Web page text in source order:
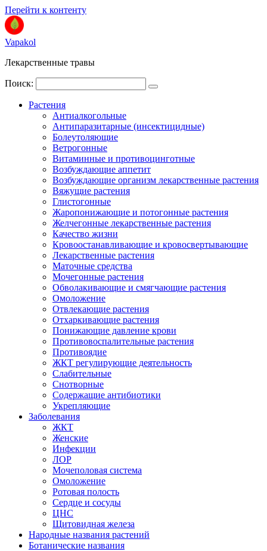
Перейти к контенту
Vapakol
Лекарственные травы
Поиск:
Растения
Антиалкогольные
Антипаразитарные (инсектицидные)
Болеутоляющие
Ветрогонные
Витаминные и противоцинготные
Возбуждающие аппетит
Возбуждающие организм лекарственные растения
Вяжущие растения
Глистогонные
Жаропонижающие и потогонные растения
Желчегонные лекарственные растения
Качество жизни
Кровоостанавливающие и кровосвертывающие
Лекарственные растения
Маточные средства
Мочегонные растения
Обволакивающие и смягчающие растения
Омоложение
Отвлекающие растения
Отхаркивающие растения
Понижающие давление крови
Противовоспалительные растения
Противоядие
ЖКТ регулирующие деятельность
Слабительные
Снотворные
Содержащие антибиотики
Укрепляющие
Заболевания
ЖКТ
Женские
Инфекции
ЛОР
Мочеполовая система
Омоложение
Ротовая полость
Сердце и сосуды
ЦНС
Щитовидная железа
Народные названия растений
Ботанические названия